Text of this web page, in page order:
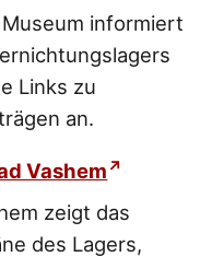
informiert
Links zu
an.
Vashem
zeigt das
des Lagers,